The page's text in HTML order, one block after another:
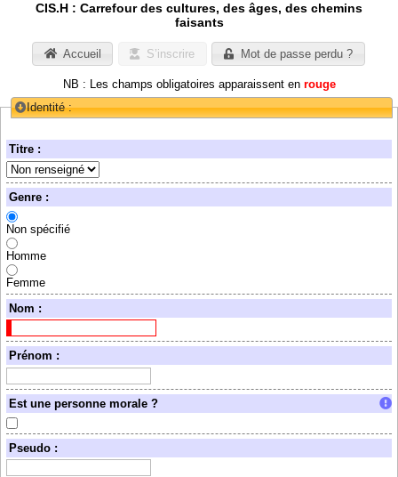
CIS.H : Carrefour des cultures, des âges, des chemins
faisants
Accueil S’inscrire Mot de passe perdu ?
NB : Les champs obligatoires apparaissent en rouge
Collapse/Expand
Identité :
Titre :
Genre :
Non spécifié
Homme
Femme
Nom :
Prénom :
Est une personne morale ?
Pseudo :